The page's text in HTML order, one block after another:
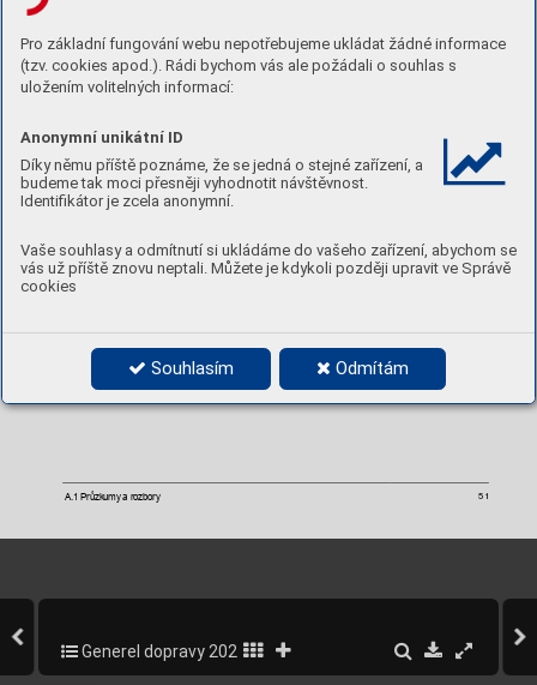
Pro základní fungování webu nepotřebujeme ukládat žádné informace
(tzv. cookies apod.). Rádi bychom vás ale požádali o souhlas s
uložením volitelných informací:
Anonymní unikátní ID
Díky němu příště poznáme, že se jedná o stejné zařízení, a
budeme tak moci přesněji vyhodnotit návštěvnost.
Identifikátor je zcela anonymní.
Vaše souhlasy a odmítnutí si ukládáme do vašeho zařízení, abychom se
vás už příště znovu neptali. Můžete je kdykoli později upravit ve Správě
cookies
Souhlasím Odmítám
A.1 Průzkumy a rozbory 51
Generel dopravy 2020-2022